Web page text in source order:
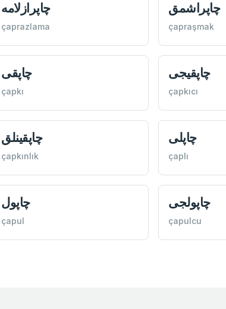
چاپرازلامه
çaprazlama
چاپراشمق
çapraşmak
چاپقی
çapkı
چاپقيجی
çapkıcı
چاپقینلق
çapkınlık
چاپلی
çaplı
چاپول
çapul
چاپولجی
çapulcu